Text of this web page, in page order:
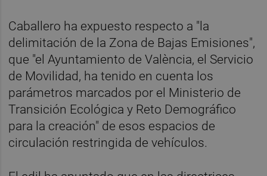
Caballero ha expuesto respecto a "la
delimitación de la Zona de Bajas Emisiones",
que "el Ayuntamiento de València, el Servicio
de Movilidad, ha tenido en cuenta los
parámetros marcados por el Ministerio de
Transición Ecológica y Reto Demográfico
para la creación" de esos espacios de
circulación restringida de vehículos.